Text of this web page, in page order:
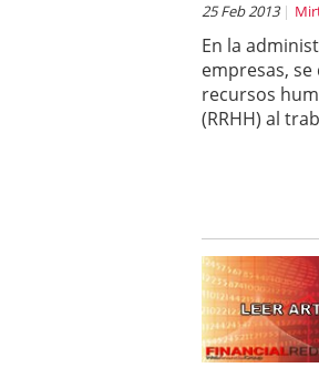
25 Feb 2013
En la
empresas,
recursos
(RRHH) al